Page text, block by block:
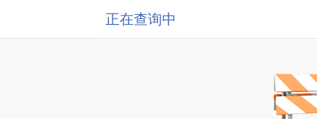
正在查询中